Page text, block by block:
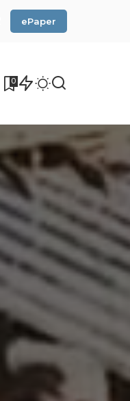
ePaper
0